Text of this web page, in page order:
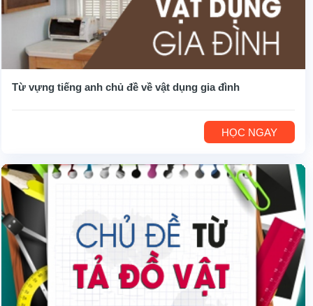
Từ vựng tiếng anh chủ đề về vật dụng gia đình
HỌC NGAY